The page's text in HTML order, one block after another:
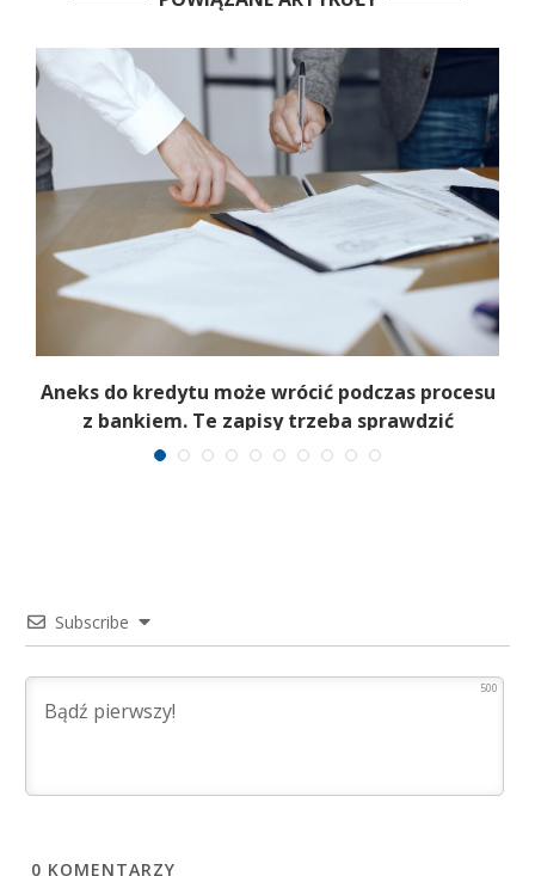
Aneks do kredytu może wrócić podczas procesu
z bankiem. Te zapisy trzeba sprawdzić
Subscribe
500
0 KOMENTARZY